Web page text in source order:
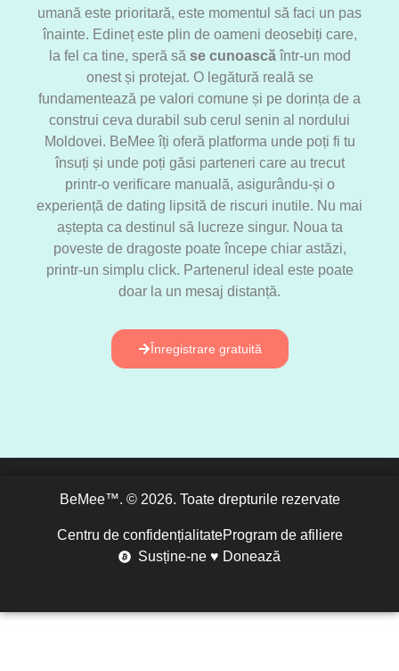
umană este prioritară, este momentul să faci un pas
înainte. Edineț este plin de oameni deosebiți care,
la fel ca tine, speră să se cunoascăîntr-un mod
onest și protejat. O legătură reală se
fundamentează pe valori comune și pe dorința de a
construi ceva durabil sub cerul senin al nordului
Moldovei. BeMee îți oferă platforma unde poți fi tu
însuți și unde poți găsi parteneri care au trecut
printr-o verificare manuală, asigurându-și o
experiență de dating lipsită de riscuri inutile. Nu mai
aștepta ca destinul să lucreze singur. Noua ta
poveste de dragoste poate începe chiar astăzi,
printr-un simplu click. Partenerul ideal este poate
doar la un mesaj distanță.
Înregistrare gratuită
BeMee™. © 2026. Toate drepturile rezervate
Centru de confidențialitateProgram de afiliere
Susține-ne ♥ Donează